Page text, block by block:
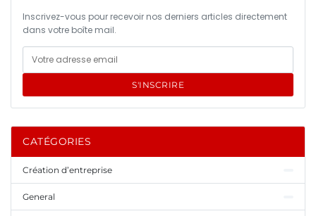
Inscrivez-vous pour recevoir nos derniers articles directement
dans votre boîte mail.
S'INSCRIRE
CATÉGORIES
Création d’entreprise
General